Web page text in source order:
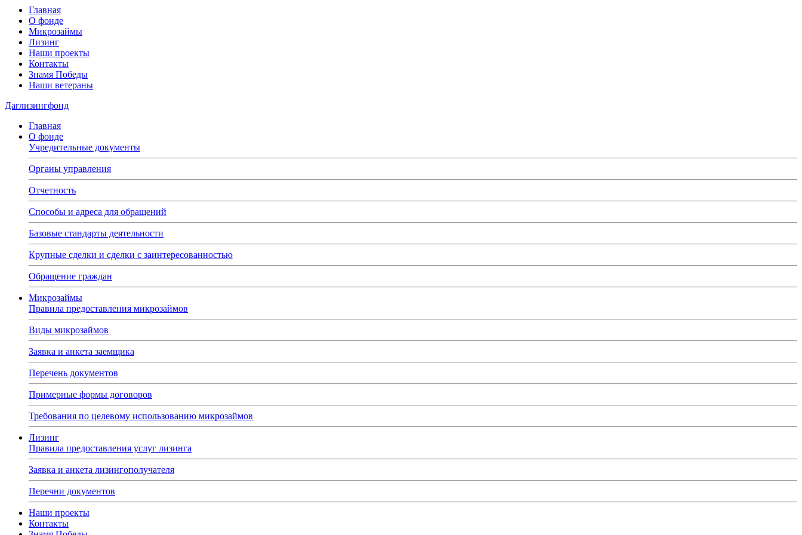
Главная
О фонде
Микрозаймы
Лизинг
Наши проекты
Контакты
Знамя Победы
Наши ветераны
Даглизингфонд
Главная
О фонде
Учредительные документы
Органы управления
Отчетность
Способы и адреса для обращений
Базовые стандарты деятельности
Крупные сделки и сделки с заинтересованностью
Обращение граждан
Микрозаймы
Правила предоставления микрозаймов
Виды микрозаймов
Заявка и анкета заемщика
Перечень документов
Примерные формы договоров
Требования по целевому использованию микрозаймов
Лизинг
Правила предоставления услуг лизинга
Заявка и анкета лизингополучателя
Перечни документов
Наши проекты
Контакты